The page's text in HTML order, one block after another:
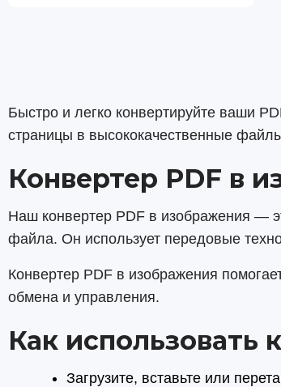
Быстро и легко конвертируйте ваши
страницы в высококачественные
Конвертер PDF в
Наш конвертер PDF в изображения —
файла. Он использует передовые
Конвертер PDF в изображения
обмена и управления.
Как использовать
Загрузите, вставьте или